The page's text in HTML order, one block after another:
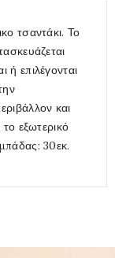
τσαντάκι. Το
ή επιλέγονται
και
εξωτερικό
30εκ.